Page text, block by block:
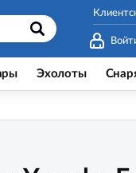
Эхолоты